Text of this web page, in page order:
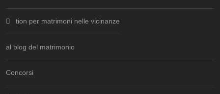
tion per matrimoni nelle vicinanze
al blog del matrimonio
Concorsi